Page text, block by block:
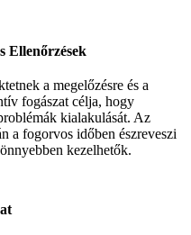
Ellenőrzések
a megelőzésre és a
fogászat célja, hogy
kialakulását. Az
a fogorvos időben észreveszi
kezelhetők.